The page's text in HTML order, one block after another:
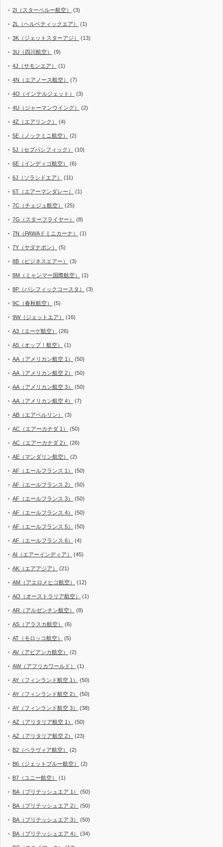
2I（スターペルー航空） (3)
2L（ヘルベティックエア） (1)
3K（ジェットスターアジ） (13)
3U（四川航空） (9)
4J（サモンエア） (1)
4N（エアノース航空） (7)
4O（インテルジェット） (3)
4U（ジャーマンウイング） (2)
4Z（エアリンク） (4)
5E（ノックミニ航空） (2)
5J（セブパシフィック） (10)
6E（インディゴ航空） (6)
6J（ソラシドエア） (11)
6T（エアーマンダレー） (1)
7C（チェジュ航空） (25)
7G（スターフライヤー） (8)
7N（PAWAドミニカーナ） (1)
7Y（ヤダナポン） (5)
8B（ビジネスエアー） (3)
8M（ミャンマー国際航空） (1)
8P（パシフィックコースタ） (3)
9C（春秋航空） (5)
9W（ジェットエア） (16)
A3（エーゲ航空） (26)
A5（オップ！航空） (1)
AA（アメリカン航空 1） (50)
AA（アメリカン航空 2） (50)
AA（アメリカン航空 3） (50)
AA（アメリカン航空 4） (7)
AB（エアベルリン） (3)
AC（エアーカナダ 1） (50)
AC（エアーカナダ 2） (26)
AE（マンダリン航空） (2)
AF（エールフランス 1） (50)
AF（エールフランス 2） (50)
AF（エールフランス 3） (50)
AF（エールフランス 4） (50)
AF（エールフランス 5） (50)
AF（エールフランス 6） (4)
AI（エアーインディア） (45)
AK（エアアジア） (21)
AM（アエロメヒコ航空） (12)
AO（オーストラリア航空） (1)
AR（アルゼンチン航空） (8)
AS（アラスカ航空） (6)
AT（モロッコ航空） (5)
AV（アビアンカ航空） (2)
AW（アフリカワールド） (1)
AY（フィンランド航空 1） (50)
AY（フィンランド航空 2） (50)
AY（フィンランド航空 3） (38)
AZ（アリタリア航空 1） (50)
AZ（アリタリア航空 2） (23)
B2（ベラヴィア航空） (2)
B6（ジェットブルー航空） (2)
B7（ユニー航空） (1)
BA（ブリテッシュエア 1） (50)
BA（ブリテッシュエア 2） (50)
BA（ブリテッシュエア 3） (50)
BA（ブリテッシュエア 4） (34)